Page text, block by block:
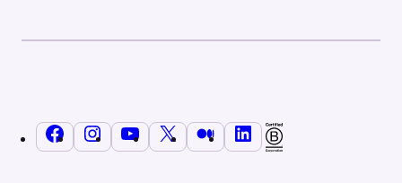
FacebookInstagramYouTube Médio LinkedIn